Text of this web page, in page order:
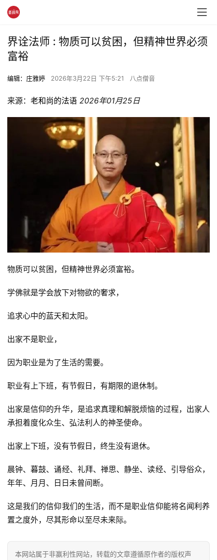
资
讯
八
点
界诠法师 : 物质可以贫困，但精神世界必须
富裕
编辑：庄雅婷 2026年3月22日 下午5:21 八点僧音
来源： 老和尚的法语 2026年01月25日
物质可以贫困，但精神世界必须富裕。
学佛就是学会放下对物欲的奢求，
追求心中的蓝天和太阳。
出家不是职业，
因为职业是为了生活的需要。
职业有上下班，有节假日，有期限的退休制。
出家是信仰的升华，是追求真理和解脱烦恼的过程，出家人
承担着度化众生、弘法利人的神圣使命。
出家上下班，没有节假日，终生没有退休。
晨钟、暮鼓、诵经、礼拜、禅思、静坐、读经、引导俗众，
年年、月月、日日未曾间断。
这是我们的信仰我们的生活，而不是职业信仰能将名闻利养
置之度外，尽其形命以至尽未来际。
本网站属于非赢利性网站，转载的文章遵循原作者的版权声